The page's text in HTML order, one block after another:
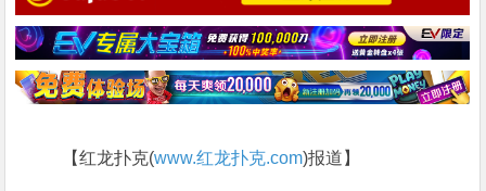
【红龙扑克(www.红龙扑克.com)报道】